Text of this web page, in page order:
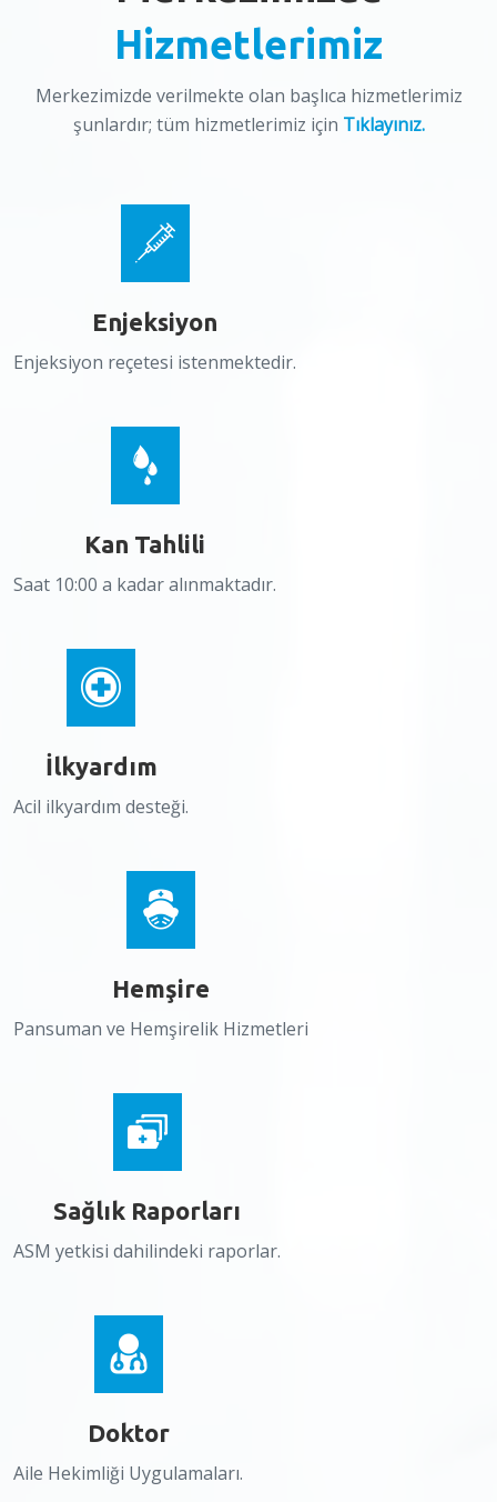
Hizmetlerimiz
Merkezimizde verilmekte olan başlıca hizmetlerimiz
şunlardır; tüm hizmetlerimiz için Tıklayınız.
Enjeksiyon
Enjeksiyon reçetesi istenmektedir.
Kan Tahlili
Saat 10:00 a kadar alınmaktadır.
İlkyardım
Acil ilkyardım desteği.
Hemşire
Pansuman ve Hemşirelik Hizmetleri
Sağlık Raporları
ASM yetkisi dahilindeki raporlar.
Doktor
Aile Hekimliği Uygulamaları.